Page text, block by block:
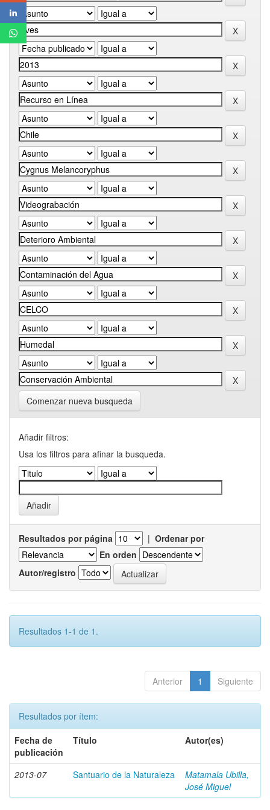
Comenzar nueva busqueda
Añadir filtros:
Usa los filtros para afinar la busqueda.
Resultados por página | Ordenar por
En orden
Autor/registro
Resultados 1-1 de 1.
Anterior 1 Siguiente
Resultados por ítem:
Fecha de
publicación
Título Autor(es)
2013-07 Santuario de la Naturaleza
Matamala Ubilla,
José Miguel